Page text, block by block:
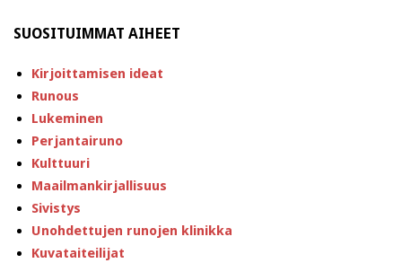
SUOSITUIMMAT AIHEET
Kirjoittamisen ideat
Runous
Lukeminen
Perjantairuno
Kulttuuri
Maailmankirjallisuus
Sivistys
Unohdettujen runojen klinikka
Kuvataiteilijat